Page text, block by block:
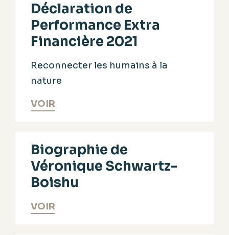
Déclaration de
Performance Extra
Financière 2021
Reconnecter les humains à la
nature
VOIR
Biographie de
Véronique Schwartz-
Boishu​
VOIR